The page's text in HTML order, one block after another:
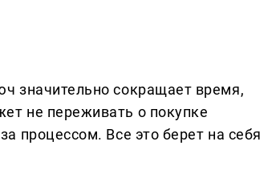
значительно сокращает время,
не переживать о покупке
процессом. Все это берет на себя